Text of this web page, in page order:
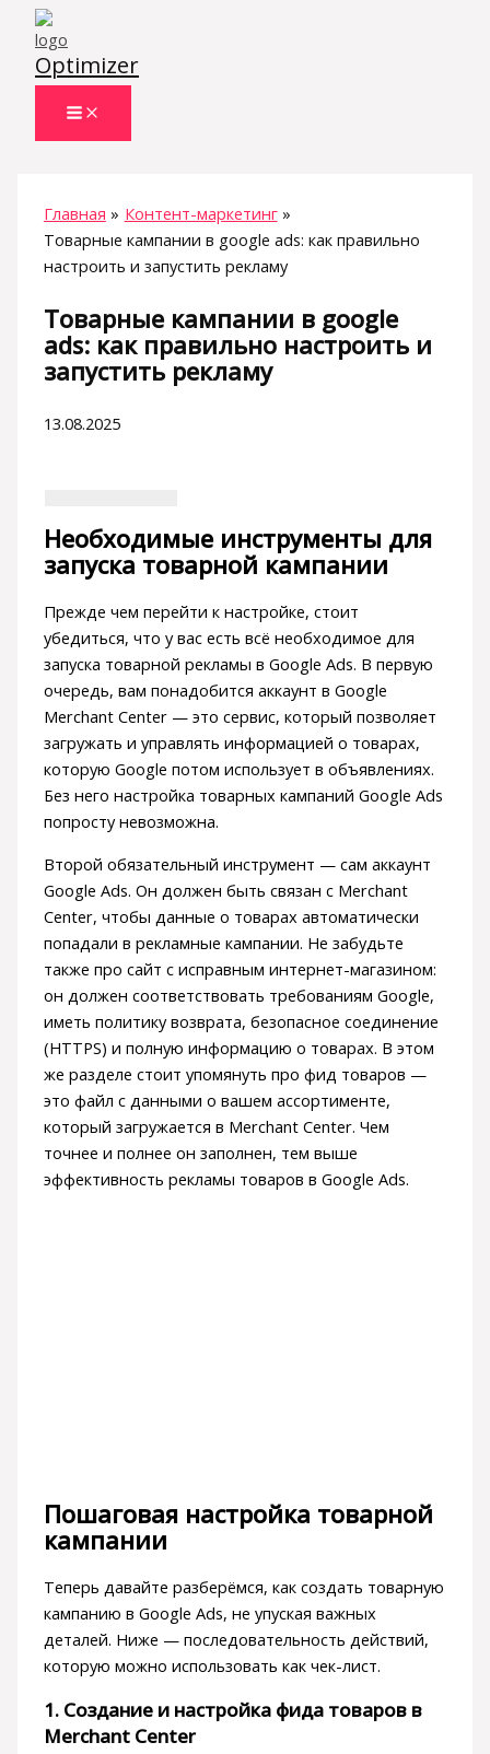
Перейти
содержимому
Optimizer
Главная
Контент-маркетинг
Товарные кампании в google ads: как правильно
настроить и запустить рекламу
Товарные кампании в google
ads: как правильно настроить и
запустить рекламу
13.08.2025
Необходимые инструменты для
запуска товарной кампании
Прежде чем перейти к настройке, стоит
убедиться, что у вас есть всё необходимое для
запуска товарной рекламы в Google Ads. В первую
очередь, вам понадобится аккаунт в Google
Merchant Center — это сервис, который позволяет
загружать и управлять информацией о товарах,
которую Google потом использует в объявлениях.
Без него настройка товарных кампаний Google Ads
попросту невозможна.
Второй обязательный инструмент — сам аккаунт
Google Ads. Он должен быть связан с Merchant
Center, чтобы данные о товарах автоматически
попадали в рекламные кампании. Не забудьте
также про сайт с исправным интернет-магазином:
он должен соответствовать требованиям Google,
иметь политику возврата, безопасное соединение
(HTTPS) и полную информацию о товарах. В этом
же разделе стоит упомянуть про фид товаров —
это файл с данными о вашем ассортименте,
который загружается в Merchant Center. Чем
точнее и полнее он заполнен, тем выше
эффективность рекламы товаров в Google Ads.
Пошаговая настройка товарной
кампании
Теперь давайте разберёмся, как создать товарную
кампанию в Google Ads, не упуская важных
деталей. Ниже — последовательность действий,
которую можно использовать как чек-лист.
1. Создание и настройка фида товаров в
Merchant Center